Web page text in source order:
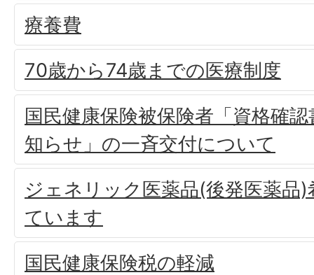
療養費
70歳から74歳までの医療制度
国民健康保険被保険者「資格確
知らせ」の一斉交付について
ジェネリック医薬品(後発医薬品
ています
国民健康保険税の軽減